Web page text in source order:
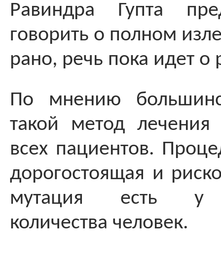
Равиндра Гупта
говорить о полном
рано, речь пока идет о
По мнению
такой метод
всех пациентов.
дорогостоящая и
мутация есть у
количества человек.